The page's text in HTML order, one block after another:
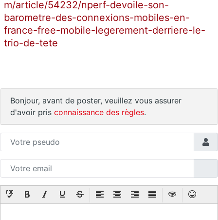
m/article/54232/nperf-devoile-son-
barometre-des-connexions-mobiles-en-
france-free-mobile-legerement-derriere-le-
trio-de-tete
Bonjour, avant de poster, veuillez vous assurer
d'avoir pris connaissance des règles.